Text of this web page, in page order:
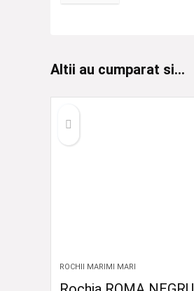
Altii au cumparat si...
ROCHII MARIMI MARI